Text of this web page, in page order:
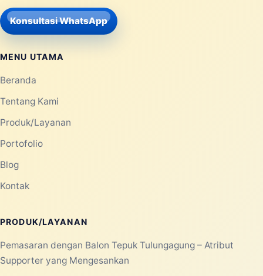
Konsultasi WhatsApp
MENU UTAMA
Beranda
Tentang Kami
Produk/Layanan
Portofolio
Blog
Kontak
PRODUK/LAYANAN
Pemasaran dengan Balon Tepuk Tulungagung – Atribut
Supporter yang Mengesankan